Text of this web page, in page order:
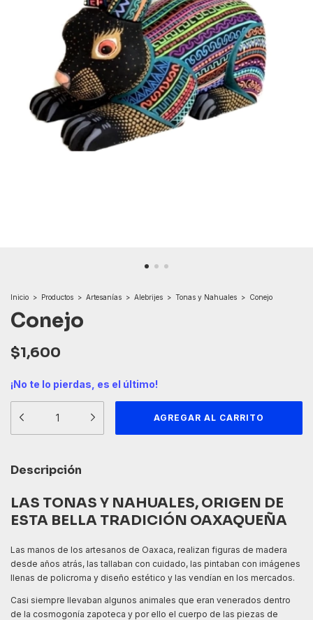
Inicio > Productos > Artesanías > Alebrijes > Tonas y Nahuales > Conejo
Conejo
$1,600
¡No te lo pierdas, es el último!
Descripción
LAS TONAS Y NAHUALES, ORIGEN DE
ESTA BELLA TRADICIÓN OAXAQUEÑA
Las manos de los artesanos de Oaxaca, realizan figuras de madera
desde años atrás, las tallaban con cuidado, las pintaban con imágenes
llenas de policroma y diseño estético y las vendían en los mercados.
Casi siempre llevaban algunos animales que eran venerados dentro
de la cosmogonía zapoteca y por ello el cuerpo de las piezas de